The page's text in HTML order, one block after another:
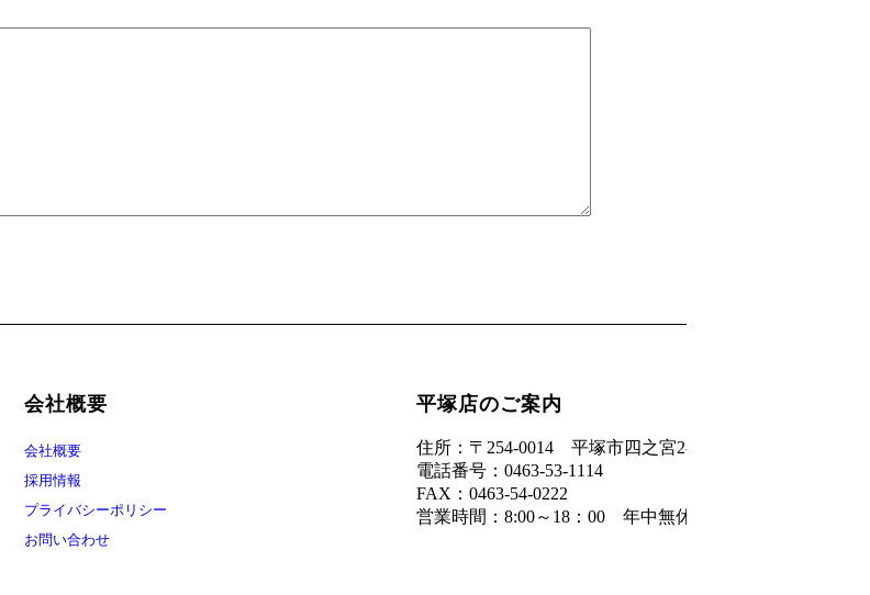
会社概要
会社概要
採用情報
プライバシーポリシー
お問い合わせ
平塚店のご案内
住所：〒254-0014 平塚市四之宮2-24-31
電話番号：0463-53-1114
FAX：0463-54-0222
営業時間：8:00～18：00 年中無休